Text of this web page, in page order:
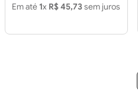
Em até 1x R$ 45,73sem juros